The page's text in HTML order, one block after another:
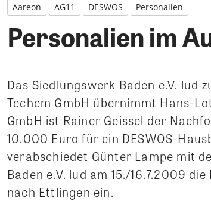
Aareon AG11 DESWOS Personalien
Personalien im
Das Siedlungswerk Baden e.V. lud
Techem GmbH übernimmt Hans-
GmbH ist Rainer Geissel der
10.000 Euro für ein DESWOS-
verabschiedet Günter Lampe mit
Baden e.V. lud am 15./16.7.2009
nach Ettlingen ein.